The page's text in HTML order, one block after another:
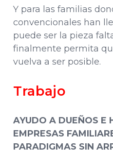
Y para las familias
convencionales han
puede ser la pieza
finalmente permita
vuelva a ser posible.
Trabajo
AYUDO A DUEÑOS E
EMPRESAS
PARADIGMAS SIN